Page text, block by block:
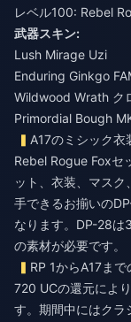
レベル100: Rebel
武器スキン:
Lush Mirage Uzi
Enduring Ginkgo
Wildwood Wrath ク
Primordial Bough
A17のミシック衣
Rebel Rogue Foxセ
ット、衣装、マス
手できるお揃いの
なります。DP-28は
の素材が必要です。
RP 1からA17ま
720 UCの還元によ
す。期間中にはクラ